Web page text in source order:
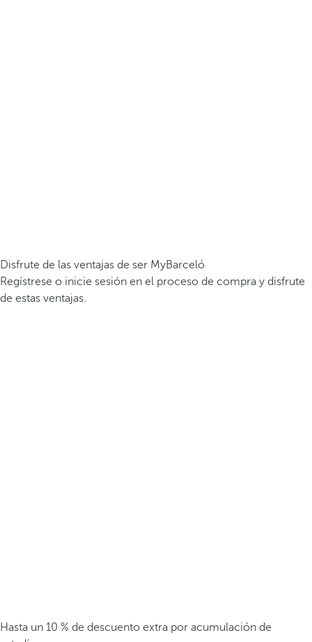
Disfrute de las ventajas de ser MyBarceló
Regístrese o inicie sesión en el proceso de compra y disfrute
de estas ventajas.
Hasta un 10 % de descuento extra por acumulación de